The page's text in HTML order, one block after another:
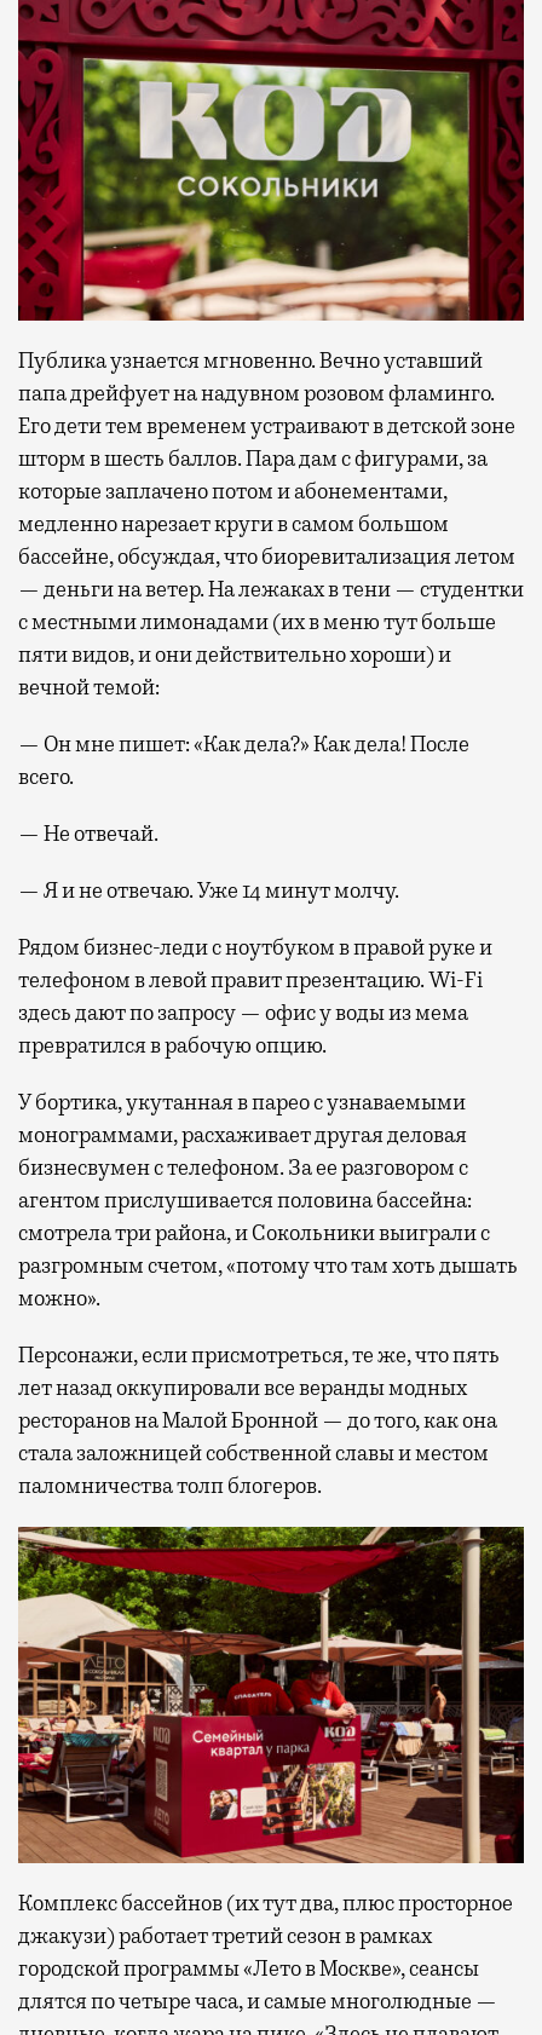
Публика узнается мгновенно. Вечно уставший
папа дрейфует на надувном розовом фламинго.
Его дети тем временем устраивают в детской зоне
шторм в шесть баллов. Пара дам с фигурами, за
которые заплачено потом и абонементами,
медленно нарезает круги в самом большом
бассейне, обсуждая, что биоревитализация летом
— деньги на ветер. На лежаках в тени — студентки
с местными лимонадами (их в меню тут больше
пяти видов, и они действительно хороши) и
вечной темой:
— Он мне пишет: «Как дела?» Как дела! После
всего.
— Не отвечай.
— Я и не отвечаю. Уже 14 минут молчу.
Рядом бизнес-леди с ноутбуком в правой руке и
телефоном в левой правит презентацию. Wi-Fi
здесь дают по запросу — офис у воды из мема
превратился в рабочую опцию.
У бортика, укутанная в парео с узнаваемыми
монограммами, расхаживает другая деловая
бизнесвумен с телефоном. За ее разговором с
агентом прислушивается половина бассейна:
смотрела три района, и Сокольники выиграли с
разгромным счетом, «потому что там хоть дышать
можно».
Персонажи, если присмотреться, те же, что пять
лет назад оккупировали все веранды модных
ресторанов на Малой Бронной — до того, как она
стала заложницей собственной славы и местом
паломничества толп блогеров.
Комплекс бассейнов (их тут два, плюс просторное
джакузи) работает третий сезон в рамках
городской программы «Лето в Москве», сеансы
длятся по четыре часа, и самые многолюдные —